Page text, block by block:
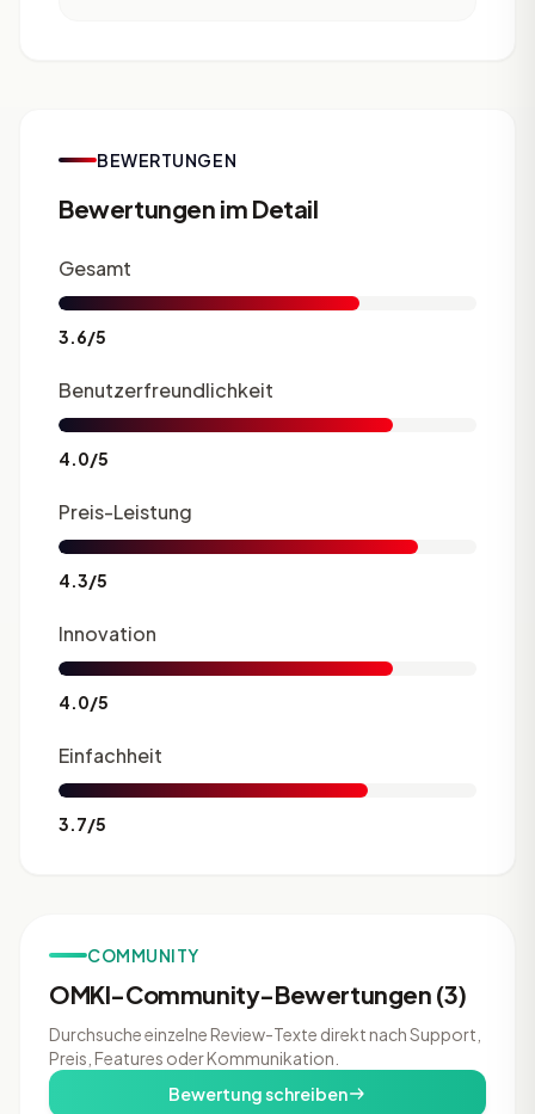
BEWERTUNGEN
Bewertungen im Detail
Gesamt
3.6/5
Benutzerfreundlichkeit
4.0/5
Preis-Leistung
4.3/5
Innovation
4.0/5
Einfachheit
3.7/5
COMMUNITY
OMKI-Community-Bewertungen (3)
Durchsuche einzelne Review-Texte direkt nach Support,
Preis, Features oder Kommunikation.
Bewertung schreiben